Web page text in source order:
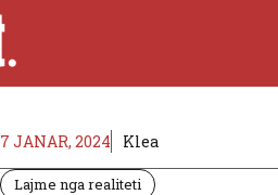
7 JANAR, 2024 Klea
Lajme nga realiteti